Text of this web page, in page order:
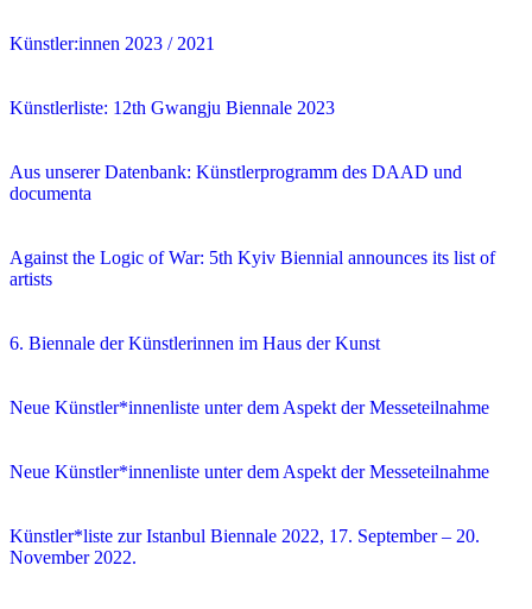
Künstler:innen 2023 / 2021
Künstlerliste: 12th Gwangju Biennale 2023
Aus unserer Datenbank: Künstlerprogramm des DAAD und
documenta
Against the Logic of War: 5th Kyiv Biennial announces its list of
artists
6. Biennale der Künstlerinnen im Haus der Kunst
Neue Künstler*innenliste unter dem Aspekt der Messeteilnahme
Neue Künstler*innenliste unter dem Aspekt der Messeteilnahme
Künstler*liste zur Istanbul Biennale 2022, 17. September – 20.
November 2022.